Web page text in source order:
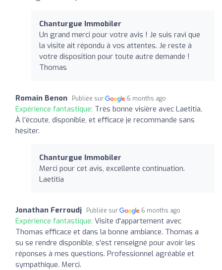
Chanturgue Immobiler
Un grand merci pour votre avis ! Je suis ravi que
la visite ait répondu à vos attentes. Je reste à
votre disposition pour toute autre demande !
Thomas
Romain Benon Publiée sur 6 months ago
Expérience fantastique: Très bonne visière avec Laetitia,
À l’écoute, disponible, et efficace je recommande sans
hésiter.
Chanturgue Immobiler
Merci pour cet avis, excellente continuation.
Laetitia
Jonathan Ferroudj Publiée sur 6 months ago
Expérience fantastique: Visite d'appartement avec
Thomas efficace et dans la bonne ambiance. Thomas a
su se rendre disponible, s'est renseigné pour avoir les
réponses à mes questions. Professionnel agréable et
sympathique. Merci.